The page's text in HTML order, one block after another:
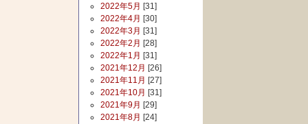
2022年5月 [31]
2022年4月 [30]
2022年3月 [31]
2022年2月 [28]
2022年1月 [31]
2021年12月 [26]
2021年11月 [27]
2021年10月 [31]
2021年9月 [29]
2021年8月 [24]